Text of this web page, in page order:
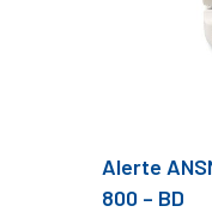
Alerte
800 – BD